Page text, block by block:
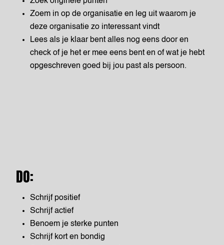
Zoem in op de organisatie en leg uit waarom je
deze organisatie zo interessant vindt
Lees als je klaar bent alles nog eens door en
check of je het er mee eens bent en of wat je hebt
opgeschreven goed bij jou past als persoon.
DO:
Schrijf positief
Schrijf actief
Benoem je sterke punten
Schrijf kort en bondig